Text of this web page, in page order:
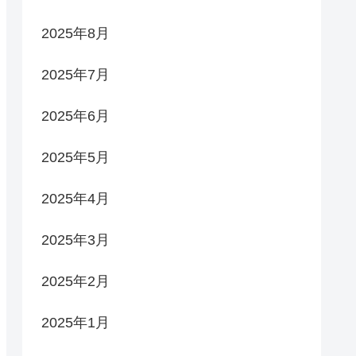
2025年8月
2025年7月
2025年6月
2025年5月
2025年4月
2025年3月
2025年2月
2025年1月